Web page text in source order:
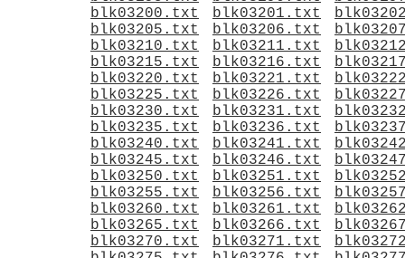
blk03200.txt
blk03201.txt
blk03205.txt
blk03206.txt
blk03210.txt
blk03211.txt
blk03215.txt
blk03216.txt
blk03220.txt
blk03221.txt
blk03225.txt
blk03226.txt
blk03230.txt
blk03231.txt
blk03235.txt
blk03236.txt
blk03240.txt
blk03241.txt
blk03245.txt
blk03246.txt
blk03250.txt
blk03251.txt
blk03255.txt
blk03256.txt
blk03260.txt
blk03261.txt
blk03265.txt
blk03266.txt
blk03270.txt
blk03271.txt